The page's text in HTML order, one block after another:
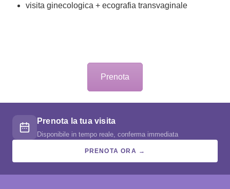
visita ginecologica + ecografia transvaginale
Prenota
Prenota la tua visita
Disponibile in tempo reale, conferma immediata
PRENOTA ORA →